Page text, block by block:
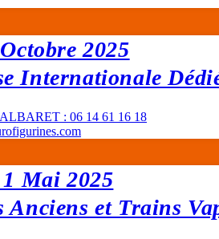
2025
Internationale
ALBARET : 06 14 61 16 18
Mai 2025
Anciens et Trains